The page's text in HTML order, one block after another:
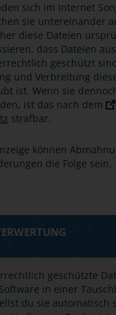
sich im Internet
sie untereinander
diese Dateien
dass Dateien
geschützt
und Verbreitung
ist. Wenn sie
ist das nach dem
strafbar.
können
die Folge sein.
geschützte
in einer
du sie automatisch